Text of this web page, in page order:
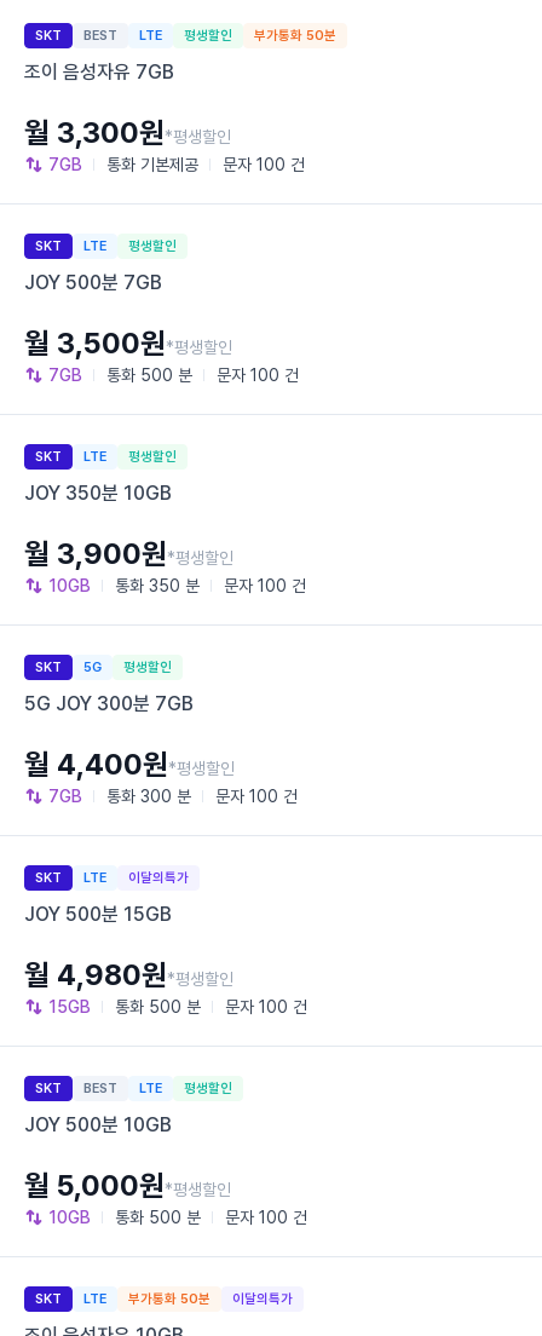
SKT BEST LTE 평생할인 부가통화 50분
조이 음성자유 7GB
7GB 통화 기본제공 문자 100 건
월 3,300원*평생할인
SKT LTE 평생할인
JOY 500분 7GB
7GB 통화 500 분 문자 100 건
월 3,500원*평생할인
SKT LTE 평생할인
JOY 350분 10GB
10GB 통화 350 분 문자 100 건
월 3,900원*평생할인
SKT 5G 평생할인
5G JOY 300분 7GB
7GB 통화 300 분 문자 100 건
월 4,400원*평생할인
SKT LTE 이달의특가
JOY 500분 15GB
15GB 통화 500 분 문자 100 건
월 4,980원*평생할인
SKT BEST LTE 평생할인
JOY 500분 10GB
10GB 통화 500 분 문자 100 건
월 5,000원*평생할인
SKT LTE 부가통화 50분 이달의특가